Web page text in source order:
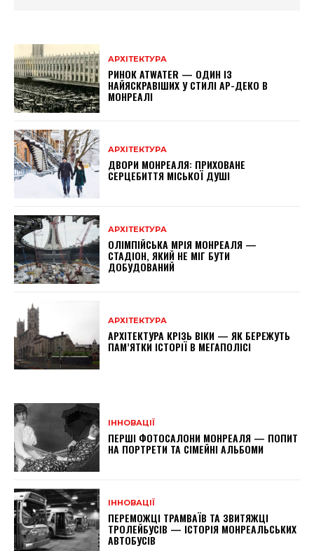
АРХІТЕКТУРА
РИНОК ATWATER — ОДИН ІЗ
НАЙЯСКРАВІШИХ У СТИЛІ АР-ДЕКО В
МОНРЕАЛІ
АРХІТЕКТУРА
ДВОРИ МОНРЕАЛЯ: ПРИХОВАНЕ
СЕРЦЕБИТТЯ МІСЬКОЇ ДУШІ
АРХІТЕКТУРА
ОЛІМПІЙСЬКА МРІЯ МОНРЕАЛЯ —
СТАДІОН, ЯКИЙ НЕ МІГ БУТИ
ДОБУДОВАНИЙ
АРХІТЕКТУРА
АРХІТЕКТУРА КРІЗЬ ВІКИ — ЯК БЕРЕЖУТЬ
ПАМ’ЯТКИ ІСТОРІЇ В МЕГАПОЛІСІ
ІННОВАЦІЇ
ПЕРШІ ФОТОСАЛОНИ МОНРЕАЛЯ — ПОПИТ
НА ПОРТРЕТИ ТА СІМЕЙНІ АЛЬБОМИ
ІННОВАЦІЇ
ПЕРЕМОЖЦІ ТРАМВАЇВ ТА ЗВИТЯЖЦІ
ТРОЛЕЙБУСІВ — ІСТОРІЯ МОНРЕАЛЬСЬКИХ
АВТОБУСІВ